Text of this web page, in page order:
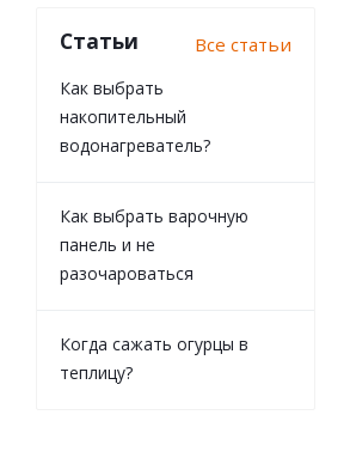
Статьи Все статьи
Как выбрать
накопительный
водонагреватель?
Как выбрать варочную
панель и не
разочароваться
Когда сажать огурцы в
теплицу?